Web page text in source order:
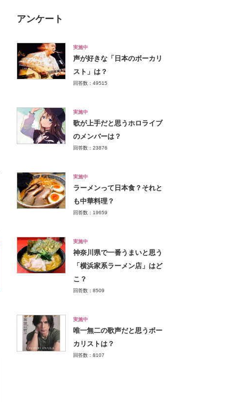
アンケート
実施中
声が好きな「日本のボーカリ
スト」は？
回答数：49515
実施中
歌が上手だと思うホロライブ
のメンバーは？
回答数：23876
実施中
ラーメンって日本食？それと
も中華料理？
回答数：19659
実施中
神奈川県で一番うまいと思う
「横浜家系ラーメン店」はど
こ？
回答数：8509
実施中
唯一無二の歌声だと思うボー
カリストは？
回答数：8107